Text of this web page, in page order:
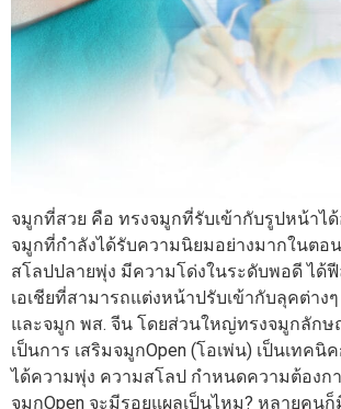
จมูกที่สวย คือ ทรงจมูกที่รับเข้ากับรูปหน้าได้
จมูกที่กำลังได้รับความนิยมอย่างมากในตอ
สโลปปลายพุ่ง มีความโด่งในระดับพอดี ได้
เอเชียที่สามารถแต่งหน้าปรับเข้ากับลุคต่าง
และจมูก พส. จีน โดยส่วนใหญ่ทรงจมูกลัก
เป็นการ เสริมจมูกOpen (โอเพ่น) เป็นเทคนิ
ได้ความพุ่ง ความสโลป กำหนดความต้องกา
จมูกOpen จะมีรอยแผลเป็นไหม? หลายคน